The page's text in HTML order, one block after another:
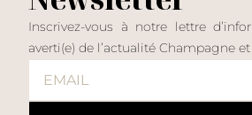
Inscrivez-vous à notre lettre
averti(e) de l’actualité Champagne